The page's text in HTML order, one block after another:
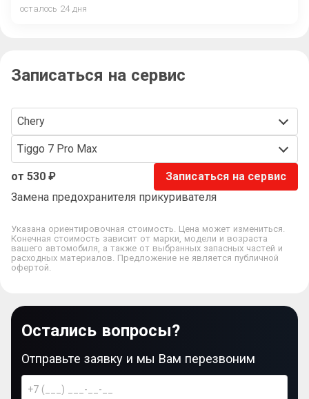
осталось 24 дня
Записаться на сервис
Chery
Tiggo 7 Pro Max
Замена предохранителя прикуривателя
от 530 ₽ Записаться на сервис
Указана ориентировочная стоимость. Цена может измениться.
Конечная стоимость зависит от марки, модели и возраста
вашего автомобиля, а также от выбранных запасных частей и
расходных материалов. Предложение не является публичной
офертой.
Остались вопросы?
Отправьте заявку и мы Вам перезвоним